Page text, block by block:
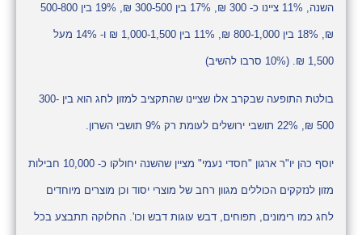
השנה, 11% ציינו כ- 300 ₪, 17% בין 300-500 ₪, 19% בין 500-800
₪, 18% בין 800-1,000 ₪, 11% בין 1,000-1,500 ₪ ו- 14% מעל
1,500 ₪. (10% סרבו להשיב)
בולטת התופעה שבקרב אלו שציינו שהתקציב למזון לחג הוא בין 300-
500 ₪, 22% תושבי ירושלים לעומת רק 9% תושבי השרון.
יוסף כהן יו"ר ארגון "חסדי נעמי" מציין שהשנה יחולקו כ- 10,000 חבילות
מזון לנזקקים הכוללים מגוון רחב של מוצרי יסוד וכן מוצרים מיוחדים
לחג כמו רימונים, תפוחים, דבש עוגות דבש וכו'. החלוקה תתבצע בכל